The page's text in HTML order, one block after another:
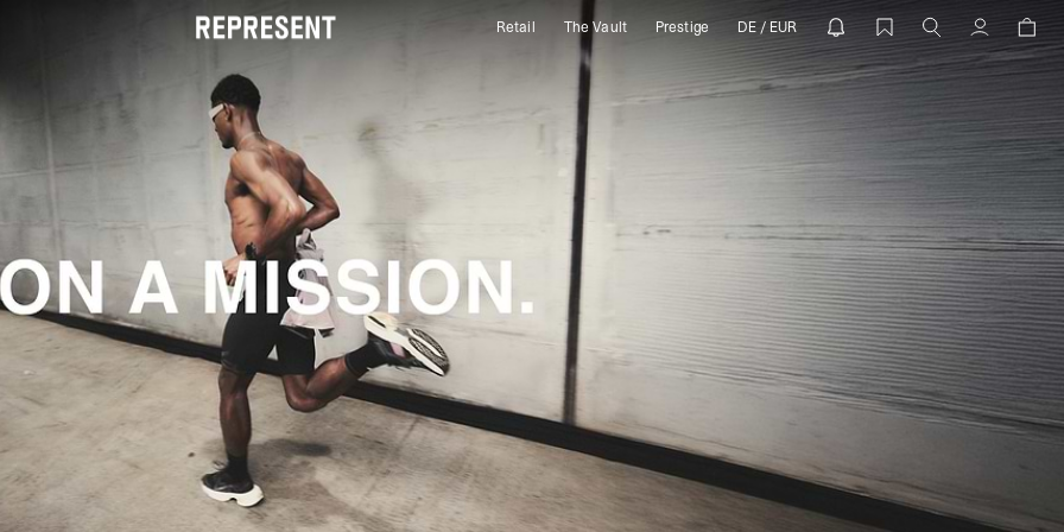
247 Gamme de vêtements | REPRESENT Retail The Vault Prestige DE / EUR Compte